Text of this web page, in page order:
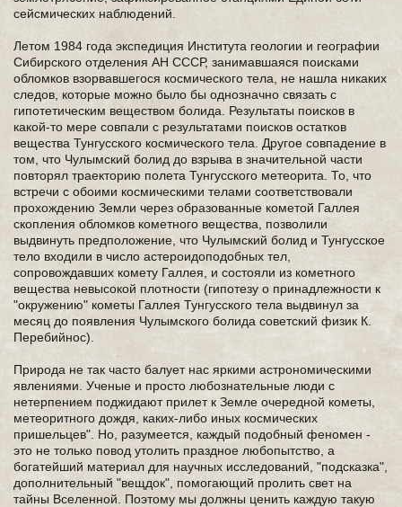
сейсмических наблюдений.
Летом 1984 года экспедиция Института геологии и географии
Сибирского отделения АН СССР, занимавшаяся поисками
обломков взорвавшегося космического тела, не нашла никаких
следов, которые можно было бы однозначно связать с
гипотетическим веществом болида. Результаты поисков в
какой-то мере совпали с результатами поисков остатков
вещества Тунгусского космического тела. Другое совпадение в
том, что Чулымский болид до взрыва в значительной части
повторял траекторию полета Тунгусского метеорита. То, что
встречи с обоими космическими телами соответствовали
прохождению Земли через образованные кометой Галлея
скопления обломков кометного вещества, позволили
выдвинуть предположение, что Чулымский болид и Тунгусское
тело входили в число астероидоподобных тел,
сопровождавших комету Галлея, и состояли из кометного
вещества невысокой плотности (гипотезу о принадлежности к
"окружению" кометы Галлея Тунгусского тела выдвинул за
месяц до появления Чулымского болида советский физик К.
Перебийнос).
Природа не так часто балует нас яркими астрономическими
явлениями. Ученые и просто любознательные люди с
нетерпением поджидают прилет к Земле очередной кометы,
метеоритного дождя, каких-либо иных космических
пришельцев". Но, разумеется, каждый подобный феномен -
это не только повод утолить праздное любопытство, а
богатейший материал для научных исследований, "подсказка",
дополнительный "вещдок", помогающий пролить свет на
тайны Вселенной. Поэтому мы должны ценить каждую такую